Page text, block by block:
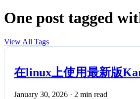
One post tagged
View All Tags
在linux上使用最新版
January 30, 2026 · 2 min read